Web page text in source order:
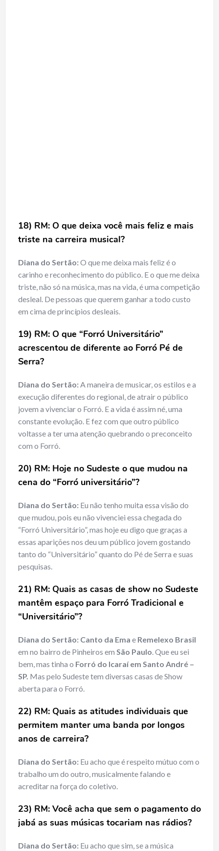
18) RM: O que deixa você mais feliz e mais
triste na carreira musical?
Diana do Sertão:O que me deixa mais feliz é o
carinho e reconhecimento do público. E o que me deixa
triste, não só na música, mas na vida, é uma competição
desleal. De pessoas que querem ganhar a todo custo
em cima de princípios desleais.
19) RM: O que “Forró Universitário”
acrescentou de diferente ao Forró Pé de
Serra?
Diana do Sertão:A maneira de musicar, os estilos e a
execução diferentes do regional, de atrair o público
jovem a vivenciar o Forró. E a vida é assim né, uma
constante evolução. E fez com que outro público
voltasse a ter uma atenção quebrando o preconceito
com o Forró.
20) RM: Hoje no Sudeste o que mudou na
cena do “Forró universitário”?
Diana do Sertão: Eu não tenho muita essa visão do
que mudou, pois eu não vivenciei essa chegada do
“Forró Universitário”, mas hoje eu digo que graças a
essas aparições nos deu um público jovem gostando
tanto do “Universitário” quanto do Pé de Serra e suas
pesquisas.
21) RM: Quais as casas de show no Sudeste
mantêm espaço para Forró Tradicional e
“Universitário”?
Diana do Sertão: Canto da Ema e Remelexo Brasil
em no bairro de Pinheiros em São Paulo. Que eu sei
bem, mas tinha o Forró do Icaraí em Santo André –
SP. Mas pelo Sudeste tem diversas casas de Show
aberta para o Forró.
22) RM: Quais as atitudes individuais que
permitem manter uma banda por longos
anos de carreira?
Diana do Sertão: Eu acho que é respeito mútuo com o
trabalho um do outro, musicalmente falando e
acreditar na força do coletivo.
23) RM: Você acha que sem o pagamento do
jabá as suas músicas tocariam nas rádios?
Diana do Sertão: Eu acho que sim, se a música